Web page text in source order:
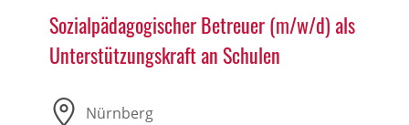
Sozialpädagogischer Betreuer (m/w/d) als
Unterstützungskraft an Schulen
Nürnberg